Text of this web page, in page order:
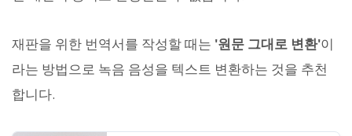
재판을 위한 번역서를 작성할 때는 '원문 그대로 변환'이
라는 방법으로 녹음 음성을 텍스트 변환하는 것을 추천
합니다.